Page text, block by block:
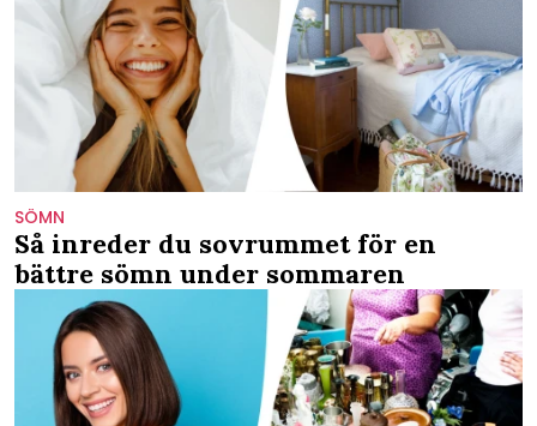
SÖMN
Så inreder du sovrummet för en
bättre sömn under sommaren